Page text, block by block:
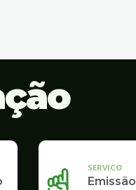
SERVICO